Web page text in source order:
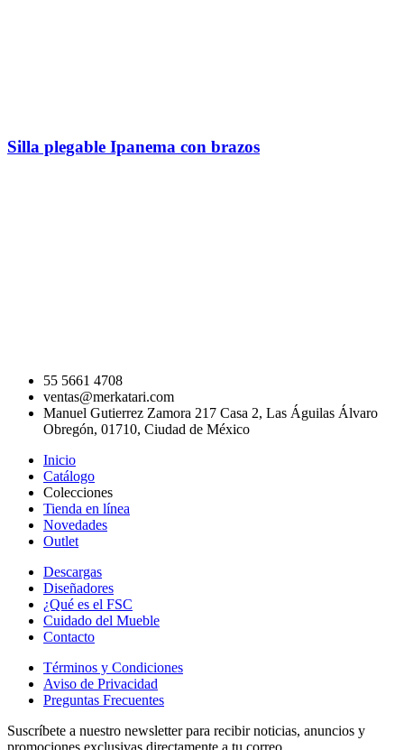
Silla plegable Ipanema con brazos
55 5661 4708
ventas@merkatari.com
Manuel Gutierrez Zamora 217 Casa 2, Las Águilas Álvaro
Obregón, 01710, Ciudad de México
Inicio
Catálogo
Colecciones
Tienda en línea
Novedades
Outlet
Descargas
Diseñadores
¿Qué es el FSC
Cuidado del Mueble
Contacto
Términos y Condiciones
Aviso de Privacidad
Preguntas Frecuentes
Suscríbete a nuestro newsletter para recibir noticias, anuncios y